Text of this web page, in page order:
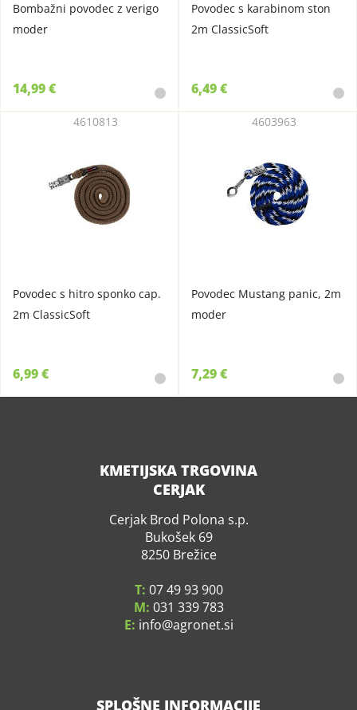
Bombažni povodec z verigo
moder
14,99 €
Povodec s karabinom ston
2m ClassicSoft
6,49 €
Povodec s hitro sponko cap.
2m ClassicSoft
4610813
6,99 €
Povodec Mustang panic, 2m
moder
4603963
7,29 €
KMETIJSKA TRGOVINA
CERJAK
Cerjak Brod Polona s.p.
Bukošek 69
8250 Brežice
T: 07 49 93 900
M: 031 339 783
E: info agronet.si
SPLOŠNE INFORMACIJE